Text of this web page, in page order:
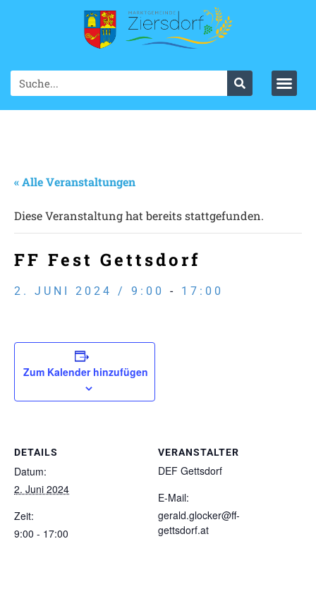
« Alle Veranstaltungen
Diese Veranstaltung hat bereits stattgefunden.
FF Fest Gettsdorf
2. JUNI 2024 / 9:00 - 17:00
Zum Kalender hinzufügen
DETAILS
Datum:
2. Juni 2024
Zeit:
9:00 - 17:00
VERANSTALTER
DEF Gettsdorf
E-Mail:
gerald.glocker@ff-
gettsdorf.at